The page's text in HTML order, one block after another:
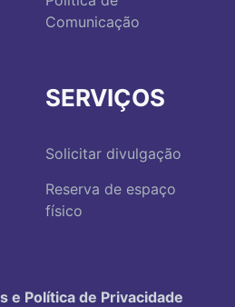
Comunicação
SERVIÇOS
Solicitar divulgação
Reserva de espaço
físico
e Política de Privacidade